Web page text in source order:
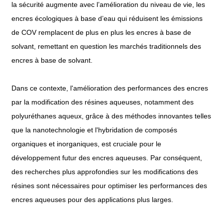
la sécurité augmente avec l’amélioration du niveau de vie, les
encres écologiques à base d’eau qui réduisent les émissions
de COV remplacent de plus en plus les encres à base de
solvant, remettant en question les marchés traditionnels des
encres à base de solvant.
Dans ce contexte, l'amélioration des performances des encres
par la modification des résines aqueuses, notamment des
polyuréthanes aqueux, grâce à des méthodes innovantes telles
que la nanotechnologie et l'hybridation de composés
organiques et inorganiques, est cruciale pour le
développement futur des encres aqueuses. Par conséquent,
des recherches plus approfondies sur les modifications des
résines sont nécessaires pour optimiser les performances des
encres aqueuses pour des applications plus larges.